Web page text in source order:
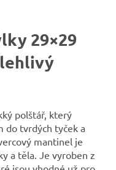
29×29
polštář, který
do tvrdých tyček a
mantinel je
a těla. Je vyroben z